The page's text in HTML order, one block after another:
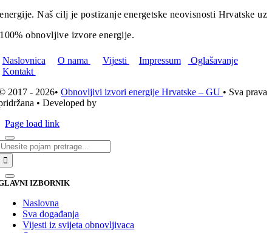
energije. Naš cilj je postizanje energetske neovisnosti Hrvatske uz
100% obnovljive izvore energije.
Naslovnica O nama Vijesti Impressum
Oglašavanje
Kontakt
2017 - 2026•Obnovljivi izvori energije Hrvatske – GU • Sva prava
• Developed by
Page load link
IZBORNIK
Naslovna
Sva događanja
Vijesti iz svijeta obnovljivaca